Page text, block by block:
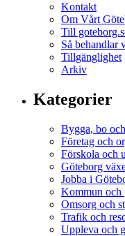
Kontakt
Om Vårt
Till
Så behandlar
Tillgänglighet
Arkiv
Kategorier
Bygga, bo
Företag och
Förskola och
Göteborg
Jobba i
Kommun och
Omsorg och
Trafik och
Uppleva och